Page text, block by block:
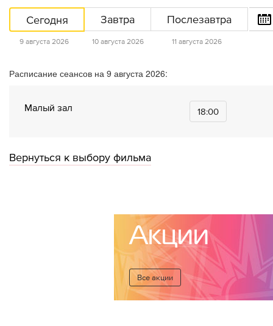
Сегодня
9 августа 2026
Завтра
10 августа 2026
Послезавтра
11 августа 2026
Расписание сеансов на 9 августа 2026:
Малый зал 18:00
Вернуться к выбору фильма
Акции
Все акции